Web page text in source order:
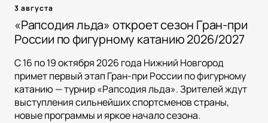
3 августа
«Рапсодия льда» откроет сезон Гран-при
России по фигурному катанию 2026/2027
С 16 по 19 октября 2026 года Нижний Новгород
примет первый этап Гран-при России по фигурному
катанию — турнир «Рапсодия льда». Зрителей ждут
выступления сильнейших спортсменов страны,
новые программы и яркое начало сезона.